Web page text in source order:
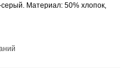
Материал: 50% хлопок,